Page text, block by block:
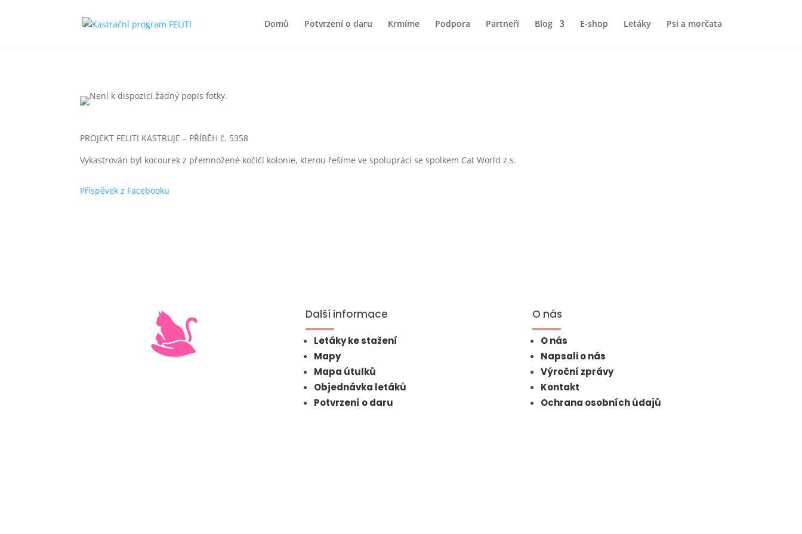
Domů Potvrzení o daru Krmíme Podpora Partneři Blog E-shop Letáky Psi a morčata
PROJEKT FELITI KASTRUJE – PŘÍBĚH č. 5358
Vykastrován byl kocourek z přemnožené kočičí kolonie, kterou řešíme ve spolupráci se spolkem Cat World z.s.
Příspěvek z Facebooku
Další informace
Letáky ke stažení
Mapy
Mapa útulků
Objednávka letáků
Potvrzení o daru
O nás
O nás
Napsali o nás
Výroční zprávy
Kontakt
Ochrana osobních údajů